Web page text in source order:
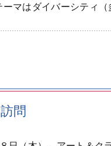
ーマはダイバーシティ（
問